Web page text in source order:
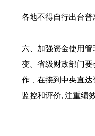
各地不得自行出台普
六、加强资金使用
变。省级财政部门
作，在接到中央直
监控和评价, 注重绩